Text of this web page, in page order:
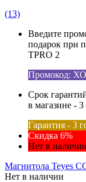
(13)
Введите
подарок при
TPRO 2
Промокод:
Срок
в магазине - 3
Гарантия - 3
Скидка 6%
Нет в наличии
Магнитола Teyes
Нет в наличии